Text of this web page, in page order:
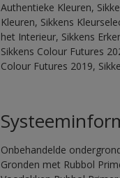
Authentieke Kleuren,
Kleuren, Sikkens
het Interieur, Sikkens
Sikkens Colour Futures
Colour Futures 2019,
Onbehandelde
Gronden met Rubbol